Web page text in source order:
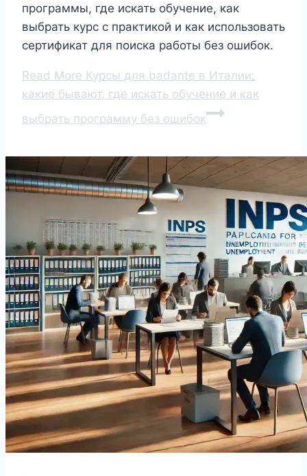
программы, где искать обучение, как
выбрать курс с практикой и как использовать
сертификат для поиска работы без ошибок.
Read More Курсы для badante в Италии:
какие бывают, где искать обучение и как
выбрать программу без ошибок